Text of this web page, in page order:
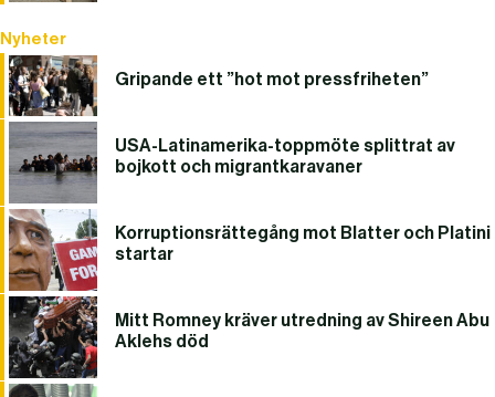
Nyheter
Gripande ett ”hot mot pressfriheten”
USA-Latinamerika-toppmöte splittrat av
bojkott och migrantkaravaner
Korruptionsrättegång mot Blatter och Platini
startar
Mitt Romney kräver utredning av Shireen Abu
Aklehs död